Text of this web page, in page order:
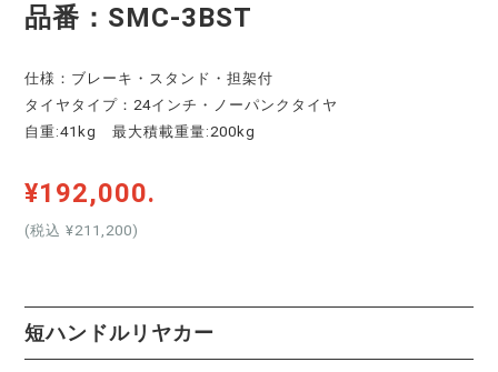
品番：SMC-3BST
仕様：ブレーキ・スタンド・担架付
タイヤタイプ：24インチ・ノーパンクタイヤ
自重:41kg 最大積載重量:200kg
¥192,000.
(税込 ¥211,200)
短ハンドルリヤカー